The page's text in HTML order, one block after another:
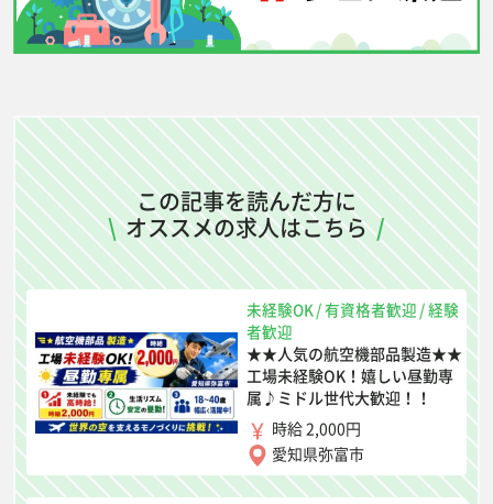
この記事を読んだ方に
\ オススメの求人はこちら /
未経験OK/有資格者歓迎 /経験
者歓迎
★★人気の航空機部品製造★★
工場未経験OK！嬉しい昼勤専
属♪ミドル世代大歓迎！！
時給 2,000円
愛知県弥富市